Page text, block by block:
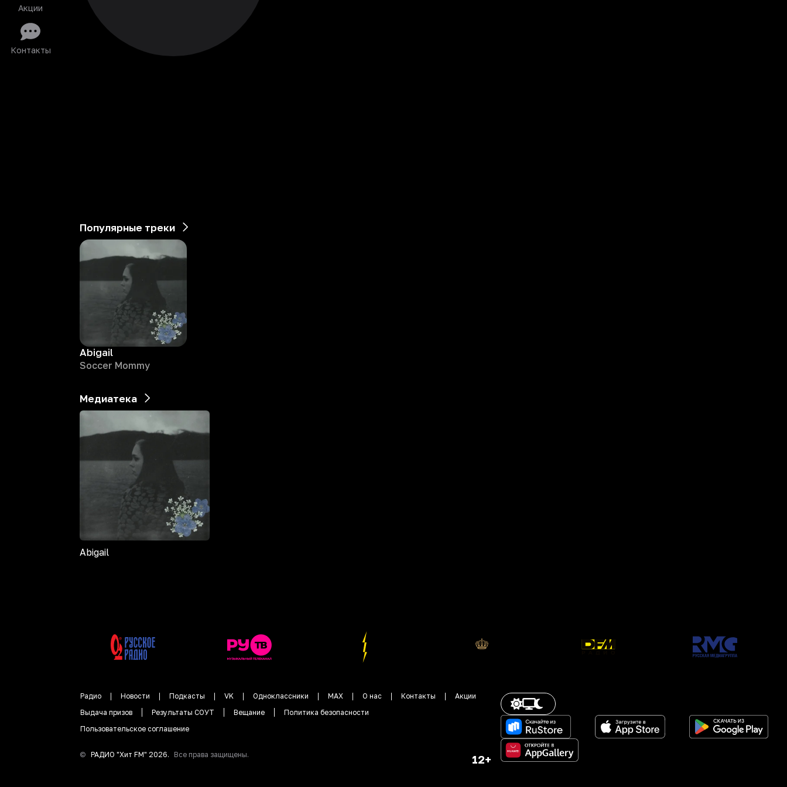
Акции
Контакты
Популярные треки
Abigail
Soccer Mommy
Медиатека
Abigail
Радио Новости Подкасты VK Одноклассники MAX О нас Контакты
Акции
Выдача призов
Результаты СОУТ Вещание
Политика безопасности
Пользовательское соглашение
© РАДИО "Хит FM" 2026. Все права защищены. 12+